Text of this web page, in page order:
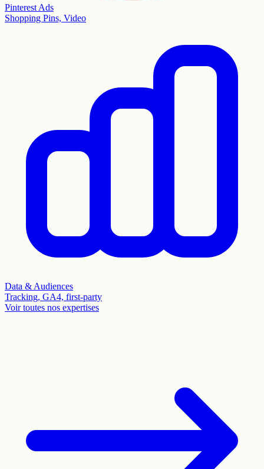
Pinterest Ads
Shopping Pins, Video
Data & Audiences
Tracking, GA4, first-party
Voir toutes nos expertises